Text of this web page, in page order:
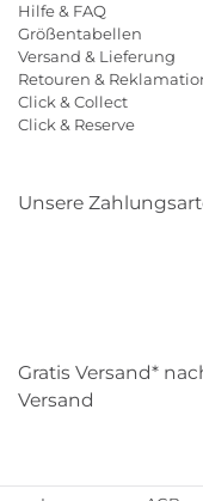
Hilfe & FAQ
Größentabellen
Versand & Lieferung
Retouren &
Click & Collect
Click & Reserve
Unsere
Gratis Versand*
Versand